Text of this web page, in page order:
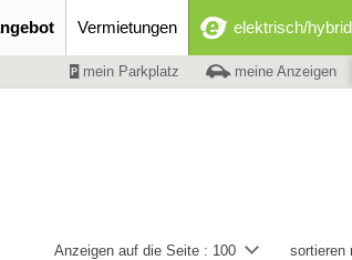
Vermietungen elektrisch/hybrid
mein Parkplatz meine Anzeigen
sortieren
Anzeigen auf die Seite : 100